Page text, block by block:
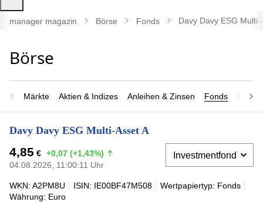
öffnen
manager magazin Börse Fonds Davy Davy ESG Multi-
Märkte Aktien & Indizes Anleihen & Zinsen Fonds
Davy Davy ESG Multi-Asset A
4,85 € +0,07 (+1,43%)
04.08.2026, 11:00:11 Uhr
WKN: A2PM8U ISIN: IE00BF47M508
Wertpapiertyp: Fonds
Währung: Euro